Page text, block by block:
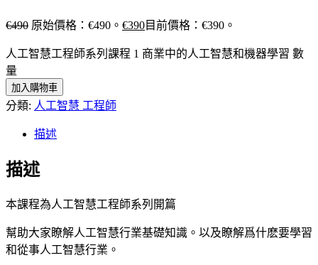
€490 原始價格：€490。 €390目前價格：€390。
人工智慧工程師系列課程 1 商業中的人工智慧和機器學習 數
量
加入購物車
分類: 人工智慧 工程師
描述
描述
本課程為人工智慧工程師系列開篇
幫助大家瞭解人工智慧行業基礎知識。以及瞭解爲什麽要學習
和從事人工智慧行業。